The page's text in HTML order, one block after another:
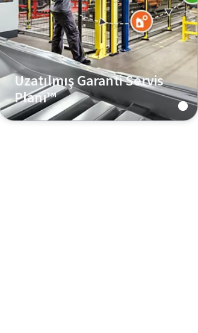
Uzatılmış Garanti Servis
Planı™
Üreticinin garantisini uzatarak yeni